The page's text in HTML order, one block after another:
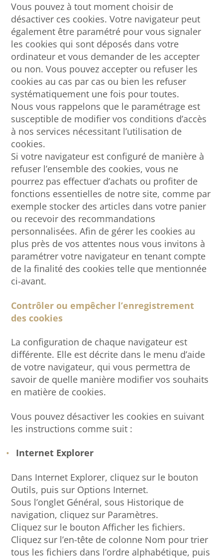
Vous pouvez à tout moment choisir de
désactiver ces cookies. Votre navigateur peut
également être paramétré pour vous signaler
les cookies qui sont déposés dans votre
ordinateur et vous demander de les accepter
ou non. Vous pouvez accepter ou refuser les
cookies au cas par cas ou bien les refuser
systématiquement une fois pour toutes.
Nous vous rappelons que le paramétrage est
susceptible de modifier vos conditions d’accès
à nos services nécessitant l’utilisation de
cookies.
Si votre navigateur est configuré de manière à
refuser l’ensemble des cookies, vous ne
pourrez pas effectuer d’achats ou profiter de
fonctions essentielles de notre site, comme par
exemple stocker des articles dans votre panier
ou recevoir des recommandations
personnalisées. Afin de gérer les cookies au
plus près de vos attentes nous vous invitons à
paramétrer votre navigateur en tenant compte
de la finalité des cookies telle que mentionnée
ci-avant.
Contrôler ou empêcher l’enregistrement
des cookies
La configuration de chaque navigateur est
différente. Elle est décrite dans le menu d’aide
de votre navigateur, qui vous permettra de
savoir de quelle manière modifier vos souhaits
en matière de cookies.
Vous pouvez désactiver les cookies en suivant
les instructions comme suit :
Internet Explorer
Dans Internet Explorer, cliquez sur le bouton
Outils, puis sur Options Internet.
Sous l’onglet Général, sous Historique de
navigation, cliquez sur Paramètres.
Cliquez sur le bouton Afficher les fichiers.
Cliquez sur l’en-tête de colonne Nom pour trier
tous les fichiers dans l’ordre alphabétique, puis